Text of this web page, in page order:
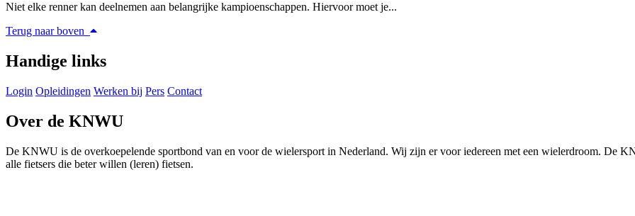
Niet elke renner kan deelnemen aan belangrijke kampioenschappen. Hiervoor moet je...
Terug naar boven
Handige links
Login Opleidingen Werken bij Pers Contact
Over de KNWU
De KNWU is de overkoepelende sportbond van en voor de wielersport in Nederland. Wij zijn er voor iedereen met een wielerdroom. De
alle fietsers die beter willen (leren) fietsen.